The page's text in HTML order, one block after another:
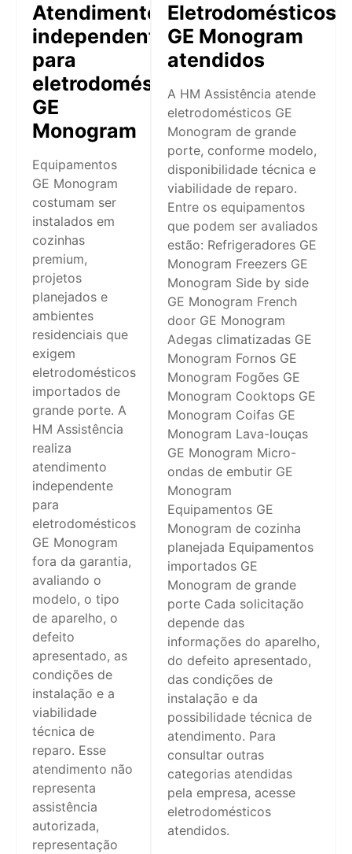
Atendimento
independente
para
eletrodomésticos
GE
Monogram
Equipamentos
GE Monogram
costumam ser
instalados em
cozinhas
premium,
projetos
planejados e
ambientes
residenciais que
exigem
eletrodomésticos
importados de
grande porte. A
HM Assistência
realiza
atendimento
independente
para
eletrodomésticos
GE Monogram
fora da garantia,
avaliando o
modelo, o tipo
de aparelho, o
defeito
apresentado, as
condições de
instalação e a
viabilidade
técnica de
reparo. Esse
atendimento não
representa
assistência
autorizada,
representação
Eletrodomésticos
GE Monogram
atendidos
A HM Assistência atende
eletrodomésticos GE
Monogram de grande
porte, conforme modelo,
disponibilidade técnica e
viabilidade de reparo.
Entre os equipamentos
que podem ser avaliados
estão: Refrigeradores GE
Monogram Freezers GE
Monogram Side by side
GE Monogram French
door GE Monogram
Adegas climatizadas GE
Monogram Fornos GE
Monogram Fogões GE
Monogram Cooktops GE
Monogram Coifas GE
Monogram Lava-louças
GE Monogram Micro-
ondas de embutir GE
Monogram
Equipamentos GE
Monogram de cozinha
planejada Equipamentos
importados GE
Monogram de grande
porte Cada solicitação
depende das
informações do aparelho,
do defeito apresentado,
das condições de
instalação e da
possibilidade técnica de
atendimento. Para
consultar outras
categorias atendidas
pela empresa, acesse
eletrodomésticos
atendidos.